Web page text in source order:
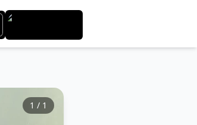
1 / 1